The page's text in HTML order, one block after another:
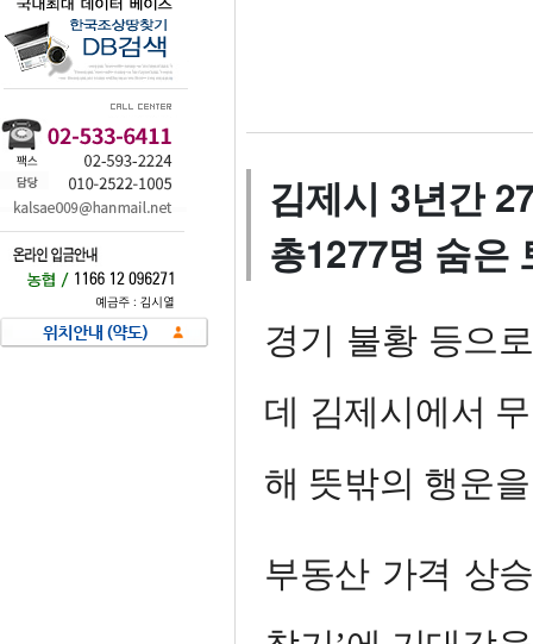
김제시 3년간
총1277명 숨은
경기 불황 등으
데 김제시에서
해 뜻밖의 행운
부동산 가격 상